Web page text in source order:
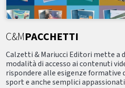
C&MPACCHETTI
Calzetti & Mariucci Editori mette a
modalità di accesso ai contenuti
rispondere alle esigenze
sport e anche semplici